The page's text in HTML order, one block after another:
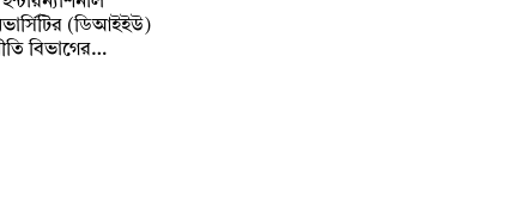
(ডিআইইউ)
বিভাগের…